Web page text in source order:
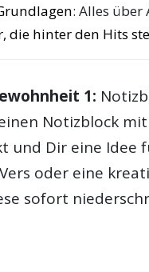
: Alles über
die hinter den Hits
1:
Notizblock
und Dir eine Idee
oder eine
sofort